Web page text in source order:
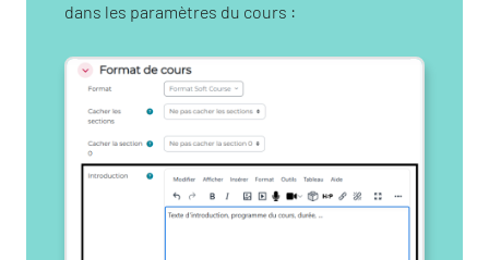
dans les paramètres du cours :